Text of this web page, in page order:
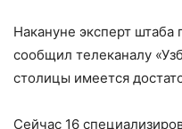
Накануне эксперт штаба
сообщил телеканалу
столицы имеется
Сейчас 16